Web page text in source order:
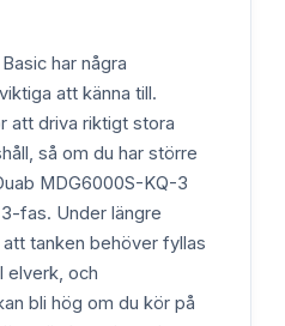
har några
att känna till.
att driva riktigt stora
så om du har större
MDG6000S-KQ-3
fas. Under längre
tanken behöver fyllas
elverk, och
bli hög om du kör på